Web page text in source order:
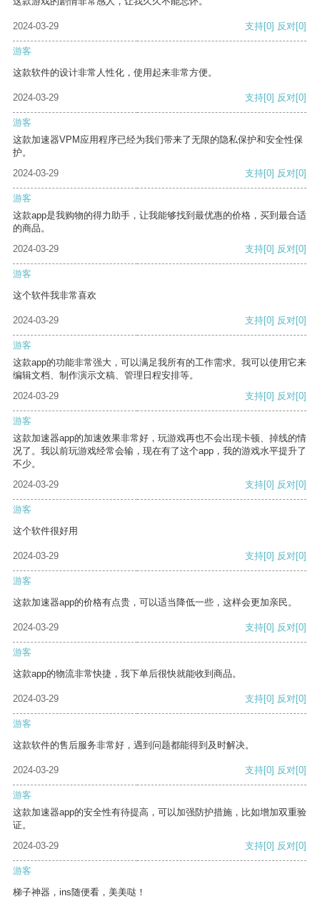
2024-03-29 支持[0] 反对[0]
游客
这款软件的设计非常人性化，使用起来非常方便。
2024-03-29 支持[0] 反对[0]
游客
这款加速器VPM应用程序已经为我们带来了无限的隐私保护和安全性保
护。
2024-03-29
支持[0] 反对[0]
游客
这款app是我购物的得力助手，让我能够找到最优惠的价格，买到最合适
的商品。
2024-03-29
支持[0] 反对[0]
游客
这个软件我非常喜欢
2024-03-29 支持[0] 反对[0]
游客
这款app的功能非常强大，可以满足我所有的工作需求。我可以使用它来
编辑文档、制作演示文稿、管理日程安排等。
2024-03-29
支持[0] 反对[0]
游客
这款加速器app的加速效果非常好，玩游戏再也不会出现卡顿、掉线的情
况了。我以前玩游戏经常会输，现在有了这个app，我的游戏水平提升了
不少。
2024-03-29
支持[0] 反对[0]
游客
这个软件很好用
2024-03-29 支持[0] 反对[0]
游客
这款加速器app的价格有点贵，可以适当降低一些，这样会更加亲民。
2024-03-29 支持[0] 反对[0]
游客
这款app的物流非常快捷，我下单后很快就能收到商品。
2024-03-29 支持[0] 反对[0]
游客
这款软件的售后服务非常好，遇到问题都能得到及时解决。
2024-03-29 支持[0] 反对[0]
游客
这款加速器app的安全性有待提高，可以加强防护措施，比如增加双重验
证。
2024-03-29
支持[0] 反对[0]
游客
梯子神器，ins随便看，美美哒！